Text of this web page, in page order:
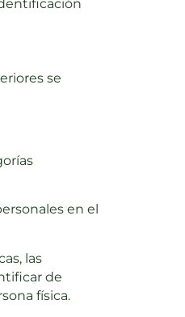
se
en el
las
de
física.